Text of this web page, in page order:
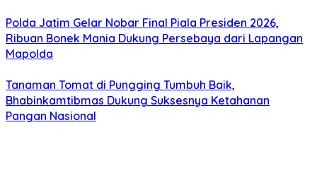
Polda Jatim Gelar Nobar Final Piala Presiden 2026,
Ribuan Bonek Mania Dukung Persebaya dari Lapangan
Mapolda
Tanaman Tomat di Pungging Tumbuh Baik,
Bhabinkamtibmas Dukung Suksesnya Ketahanan
Pangan Nasional